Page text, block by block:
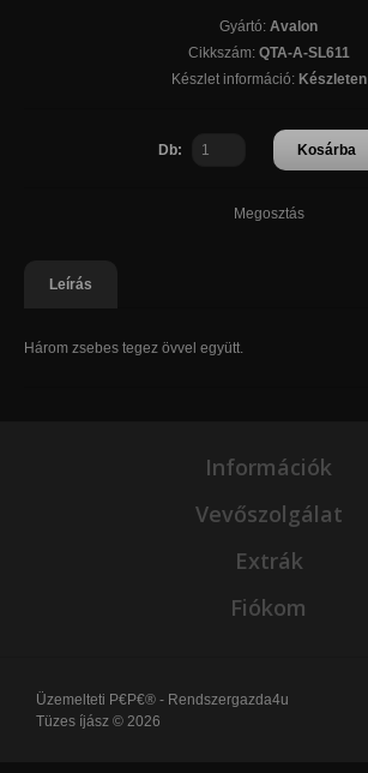
Gyártó: Avalon
Cikkszám:QTA-A-SL611
Készlet információ:Készleten
Db: Kosárba
Megosztás
Leírás
Három zsebes tegez övvel együtt.
Információk
Vevőszolgálat
Extrák
Fiókom
Üzemelteti P€P€® - Rendszergazda4u
Tüzes íjász © 2026